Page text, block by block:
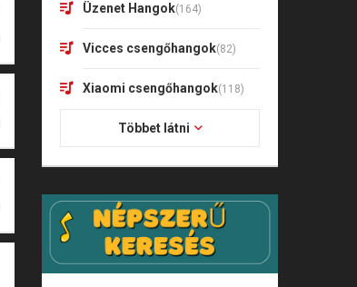
Üzenet Hangok(164)
Vicces csengőhangok(82)
Xiaomi csengőhangok(118)
Többet látni